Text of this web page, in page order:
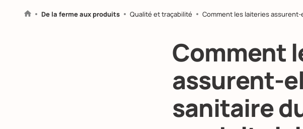
De la ferme aux produits Qualité et traçabilité Comment les laiteries
Comment
assurent-
sanitaire